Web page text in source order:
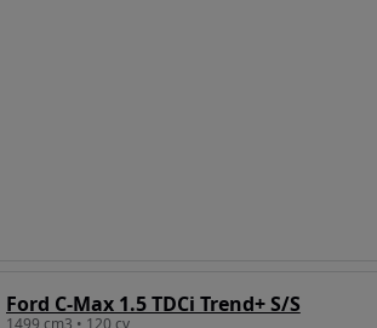
Ford C-Max 1.5 TDCi Trend+ S/S